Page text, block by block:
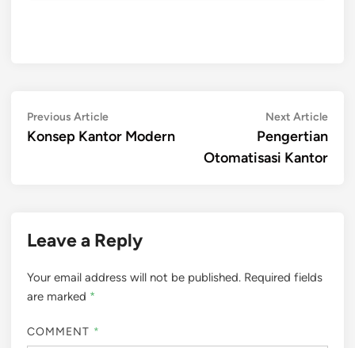
Post
navigation
Previous ArticlePrevious
article:
Konsep Kantor Modern
Next ArticleNext
Pengertian
Otomatisasi Kantor
Leave a Reply
Your email address will not be published. Required fields
are marked *
COMMENT *